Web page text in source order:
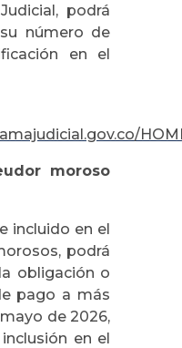
podrá
número de
en el
moroso
incluido en el
podrá
obligación o
pago a más
de 2026,
en el